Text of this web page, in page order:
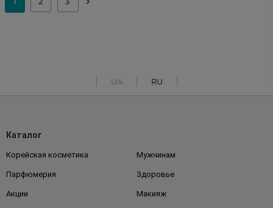
UA RU
Каталог
Корейская косметика Мужчинам
Парфюмерия Здоровье
Акции Макияж